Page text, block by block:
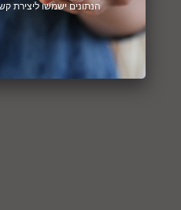
הנתונים ישמשו ליצירת